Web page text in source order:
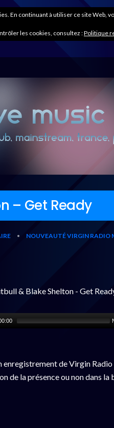
– Get Ready
• NOUVEAUTÉ VIRGIN RADIO
& Blake Shelton - Get
enregistrement de Virgin
de la présence ou non dans la
En continuant à utiliser ce site Web,
les cookies, consultez :Politique